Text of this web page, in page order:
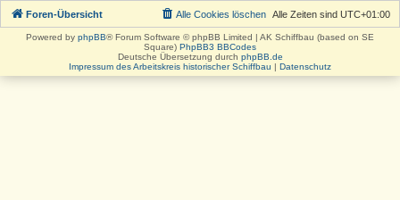
Foren-Übersicht Alle Zeiten sind UTC+01:00
Alle Cookies löschen
Powered by phpBB® Forum Software © phpBB Limited | AK Schiffbau (based on SE
Square) PhpBB3 BBCodes
Deutsche Übersetzung durch phpBB.de
Impressum des Arbeitskreis historischer Schiffbau | Datenschutz